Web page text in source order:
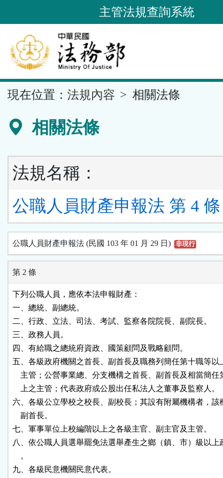
到
要
內
容
區
主管法規查詢系統
現在位置： 法規內容 相關法條
相關法條
法規名稱：
公職人員財產申報法 第 4 條
公職人員財產申報法 (民國 103 年 01 月 29 日) 非現行
第 2 條
下列公職人員，應依本法申報財產：
一、總統、副總統。
二、行政、立法、司法、考試、監察各院院長、副院長。
三、政務人員。
四、有給職之總統府資政、國策顧問及戰略顧問。
五、各級政府機關之首長、副首長及職務列簡任第十職等以
主管；公營事業總、分支機構之首長、副首長及相當簡任
    上之主管；代表政府或公股出任私法人之董事及監察人。
六、各級公立學校之校長、副校長；其設有附屬機構者，該
    副首長。
七、軍事單位上校編階以上之各級主官、副主官及主管。
八、依公職人員選舉罷免法選舉產生之鄉（鎮、市）級以上
    。
九、各級民意機關民意代表。